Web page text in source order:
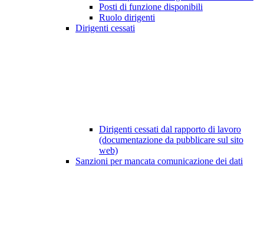
Posti di funzione disponibili
Ruolo dirigenti
Dirigenti cessati
Dirigenti cessati dal rapporto di lavoro
(documentazione da pubblicare sul sito
web)
Sanzioni per mancata comunicazione dei dati